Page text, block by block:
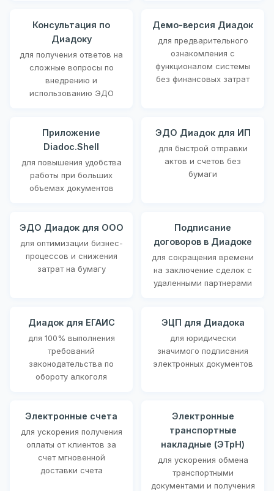
Консультация по
Диадоку
для получения ответов на
сложные вопросы по
внедрению и
использованию ЭДО
Демо-версия Диадок
для предварительного
ознакомления с
функционалом системы
без финансовых затрат
Приложение
Diadoc.Shell
для повышения удобства
работы при больших
объемах документов
ЭДО Диадок для ИП
для быстрой отправки
актов и счетов без
бумаги
ЭДО Диадок для ООО
для оптимизации бизнес-
процессов и снижения
затрат на бумагу
Подписание
договоров в Диадоке
для сокращения времени
на заключение сделок с
удаленными партнерами
Диадок для ЕГАИС
для 100% выполнения
требований
законодательства по
обороту алкоголя
ЭЦП для Диадока
для юридически
значимого подписания
электронных документов
Электронные счета
для ускорения получения
оплаты от клиентов за
счет мгновенной
доставки счета
Электронные
транспортные
накладные (ЭТрН)
для ускорения обмена
транспортными
документами и получения